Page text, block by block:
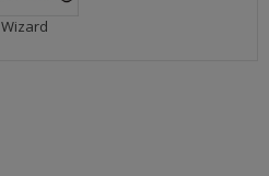
Wizard